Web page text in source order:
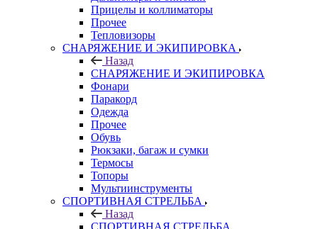
Прицелы и коллиматоры
Прочее
Тепловизоры
СНАРЯЖЕНИЕ И ЭКИПИРОВКА
Назад
СНАРЯЖЕНИЕ И ЭКИПИРОВКА
Фонари
Паракорд
Одежда
Прочее
Обувь
Рюкзаки, багаж и сумки
Термосы
Топоры
Мультиинструменты
СПОРТИВНАЯ СТРЕЛЬБА
Назад
СПОРТИВНАЯ СТРЕЛЬБА